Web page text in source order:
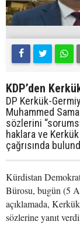
KDP’den
DP Kerkük-
Muhammed
sözlerini
haklara ve
çağrısında
Kürdistan
Bürosu, bugün (5
açıklamada,
sözlerine yanıt